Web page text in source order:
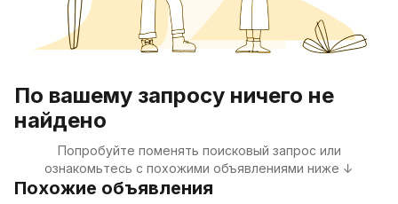
По вашему запросу ничего не
найдено
Попробуйте поменять поисковый запрос или
ознакомьтесь с похожими объявлениями ниже ↓
Похожие объявления